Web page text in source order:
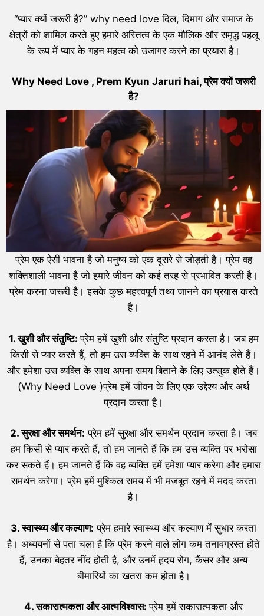
“प्यार क्यों जरूरी है?” why need love दिल, दिमाग और समाज के
क्षेत्रों को शामिल करते हुए हमारे अस्तित्व के एक मौलिक और समृद्ध पहलू
के रूप में प्यार के गहन महत्व को उजागर करने का प्रयास है।
Why Need Love , Prem Kyun Jaruri hai, प्रेम क्यों जरूरी
है?
प्रेम एक ऐसी भावना है जो मनुष्य को एक दूसरे से जोड़ती है। प्रेम वह
शक्तिशाली भावना है जो हमारे जीवन को कई तरह से प्रभावित करती है।
प्रेम करना जरूरी है। इसके कुछ महत्त्वपूर्ण तथ्य जानने का प्रयास करते
है।
1. खुशी और संतुष्टि:प्रेम हमें खुशी और संतुष्टि प्रदान करता है। जब हम
किसी से प्यार करते हैं, तो हम उस व्यक्ति के साथ रहने में आनंद लेते हैं।
और हमेशा उस व्यक्ति के साथ अपना समय बिताने के लिए उत्सुक होते हैं।
(Why Need Love )प्रेम हमें जीवन के लिए एक उद्देश्य और अर्थ
प्रदान करता है।
2. सुरक्षा और समर्थन: प्रेम हमें सुरक्षा और समर्थन प्रदान करता है। जब
हम किसी से प्यार करते हैं, तो हम जानते हैं कि हम उस व्यक्ति पर भरोसा
कर सकते हैं। हम जानते हैं कि वह व्यक्ति हमें हमेशा प्यार करेगा और हमारा
समर्थन करेगा। प्रेम हमें मुश्किल समय में भी मजबूत रहने में मदद करता
है।
3. स्वास्थ्य और कल्याण: प्रेम हमारे स्वास्थ्य और कल्याण में सुधार करता
है। अध्ययनों से पता चला है कि प्रेम करने वाले लोग कम तनावग्रस्त होते
हैं, उनका बेहतर नींद होती है, और उनमें हृदय रोग, कैंसर और अन्य
बीमारियों का खतरा कम होता है।
4. सकारात्मकता और आत्मविश्वास:प्रेम हमें सकारात्मकता और